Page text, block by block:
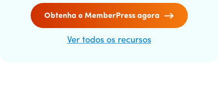
Obtenha o MemberPress agora
Ver todos os recursos